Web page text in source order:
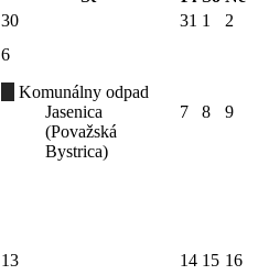
30 31 1 2
6
Komunálny odpad
Jasenica
(Považská
Bystrica)
7 8 9
13 14 15 16